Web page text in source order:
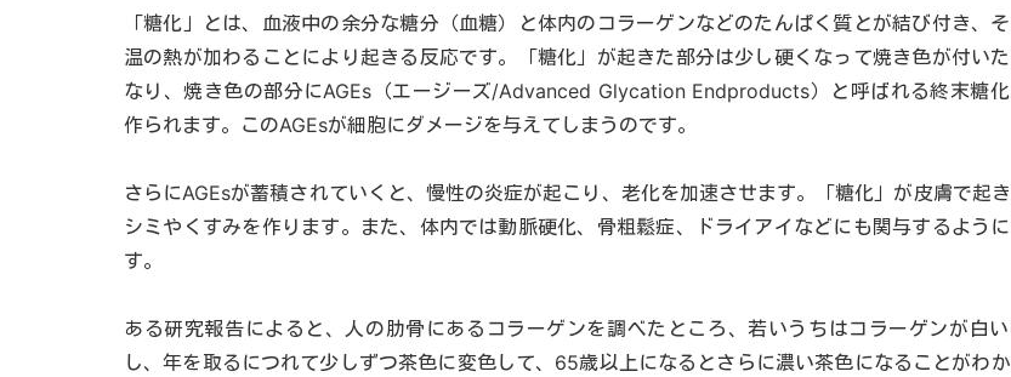
「糖化」とは、血液中の余分な糖分（血糖）と体内のコラーゲンなどのたんぱく質とが結び付き、
温の熱が加わることにより起きる反応です。「糖化」が起きた部分は少し硬くなって焼き色が付い
なり、焼き色の部分にAGEs（エージーズ/Advanced Glycation Endproducts）と呼ばれる終末糖
作られます。このAGEsが細胞にダメージを与えてしまうのです。
さらにAGEsが蓄積されていくと、慢性の炎症が起こり、老化を加速させます。「糖化」が皮膚で起き
シミやくすみを作ります。また、体内では動脈硬化、骨粗鬆症、ドライアイなどにも関与するよう
す。
ある研究報告によると、人の肋骨にあるコラーゲンを調べたところ、若いうちはコラーゲンが白
し、年を取るにつれて少しずつ茶色に変色して、65歳以上になるとさらに濃い茶色になることがわ